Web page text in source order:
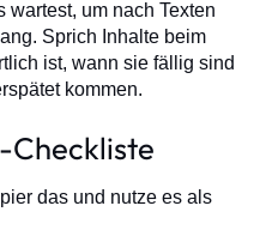
um nach Texten
Sprich Inhalte beim
ist, wann sie fällig sind
kommen.
Checkliste
das und nutze es als